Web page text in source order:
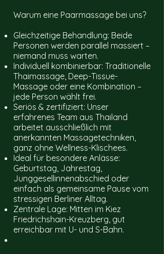
Warum eine Paarmassage bei uns?
Gleichzeitige Behandlung: Beide
Personen werden parallel massiert –
niemand muss warten.
Individuell kombinierbar: Traditionelle
Thaimassage, Deep-Tissue-
Massage oder eine Kombination –
jede Person wählt frei.
Seriös & zertifiziert: Unser
erfahrenes Team aus Thailand
arbeitet ausschließlich mit
anerkannten Massagetechniken,
ganz ohne Wellness-Klischees.
Ideal für besondere Anlässe:
Geburtstag, Jahrestag,
Junggesellinnenabschied oder
einfach als gemeinsame Pause vom
stressigen Berliner Alltag.
Zentrale Lage: Mitten im Kiez
Friedrichshain-Kreuzberg, gut
erreichbar mit U- und S-Bahn.